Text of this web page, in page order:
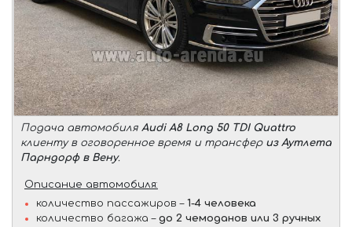
Подача автомобиля Audi A8 Long 50 TDI Quattro
клиенту в оговоренное время и трансфер из Аутлета
Парндорф в Вену.
Описание автомобиля:
количество пассажиров – 1-4 человека
количество багажа – до 2 чемоданов или 3 ручных